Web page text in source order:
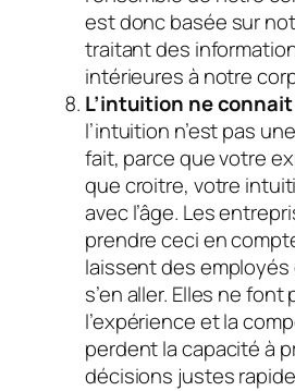
est donc basée sur
traitant des
intérieures à notre
L’intuition ne connait
l’intuition n’est pas
fait, parce que votre
que croitre, votre
avec l’âge. Les
prendre ceci en
laissent des
s’en aller. Elles ne
l’expérience et la
perdent la capacité à
décisions justes